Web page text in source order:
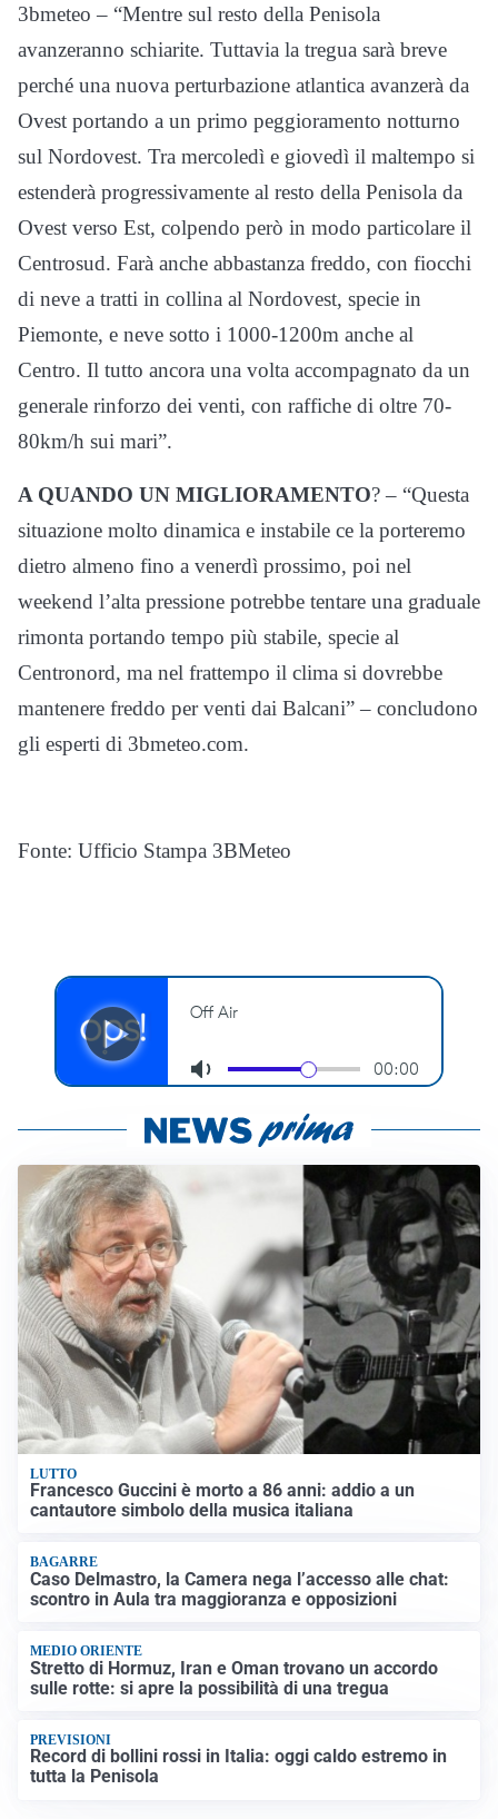
3bmeteo – “Mentre sul resto della Penisola
avanzeranno schiarite. Tuttavia la tregua sarà breve
perché una nuova perturbazione atlantica avanzerà da
Ovest portando a un primo peggioramento notturno
sul Nordovest. Tra mercoledì e giovedì il maltempo si
estenderà progressivamente al resto della Penisola da
Ovest verso Est, colpendo però in modo particolare il
Centrosud. Farà anche abbastanza freddo, con fiocchi
di neve a tratti in collina al Nordovest, specie in
Piemonte, e neve sotto i 1000-1200m anche al
Centro. Il tutto ancora una volta accompagnato da un
generale rinforzo dei venti, con raffiche di oltre 70-
80km/h sui mari”.
A QUANDO UN MIGLIORAMENTO? – “Questa
situazione molto dinamica e instabile ce la porteremo
dietro almeno fino a venerdì prossimo, poi nel
weekend l’alta pressione potrebbe tentare una graduale
rimonta portando tempo più stabile, specie al
Centronord, ma nel frattempo il clima si dovrebbe
mantenere freddo per venti dai Balcani” – concludono
gli esperti di 3bmeteo.com.
Fonte: Ufficio Stampa 3BMeteo
LUTTO
Francesco Guccini è morto a 86 anni: addio a un
cantautore simbolo della musica italiana
BAGARRE
Caso Delmastro, la Camera nega l’accesso alle chat:
scontro in Aula tra maggioranza e opposizioni
MEDIO ORIENTE
Stretto di Hormuz, Iran e Oman trovano un accordo
sulle rotte: si apre la possibilità di una tregua
PREVISIONI
Record di bollini rossi in Italia: oggi caldo estremo in
tutta la Penisola